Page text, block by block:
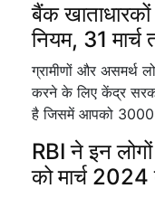
बैंक
नियम, 31
ग्रामीणों और असमर्थ
करने के लिए केंद्र
है जिसमें आपको 3000
RBI ने इन
को मार्च 2024